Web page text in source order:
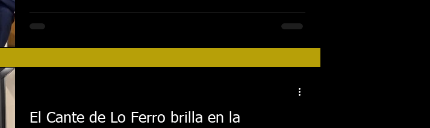
El Cante de Lo Ferro brilla en la